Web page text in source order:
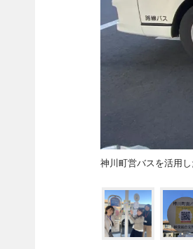
神川町営バスを活用